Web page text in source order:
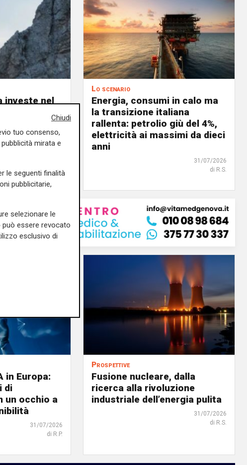
investe nel
accelerare
Lo scenario
Energia, consumi in calo ma
la transizione italiana
rallenta: petrolio giù del 4%,
elettricità ai massimi da dieci
anni
31/07/2026
di R.S.
in Europa:
di
un occhio a
31/07/2026
di R.P.
Prospettive
Fusione nucleare, dalla
ricerca alla rivoluzione
industriale dell’energia pulita
31/07/2026
di R.S.
Chiudi
tuo consenso,
mirata e
le seguenti finalità
pubblicitarie,
selezionare le
essere revocato
esclusivo di